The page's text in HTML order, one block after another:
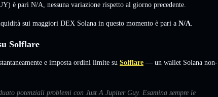
è pari N/A nessuna variazione rispetto al giorno precedente.
sui maggiori DEX Solana in questo momento è pari a N/A
Solflare
e imposta ordini limite su Solflare — un wallet Solana non-
potenziali problemi con Just A Jupiter Guy. Esamina sempre le